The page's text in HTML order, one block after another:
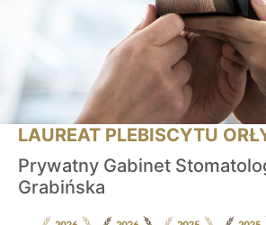
LAUREAT PLEBISCYTU
Prywatny Gabinet
Grabińska